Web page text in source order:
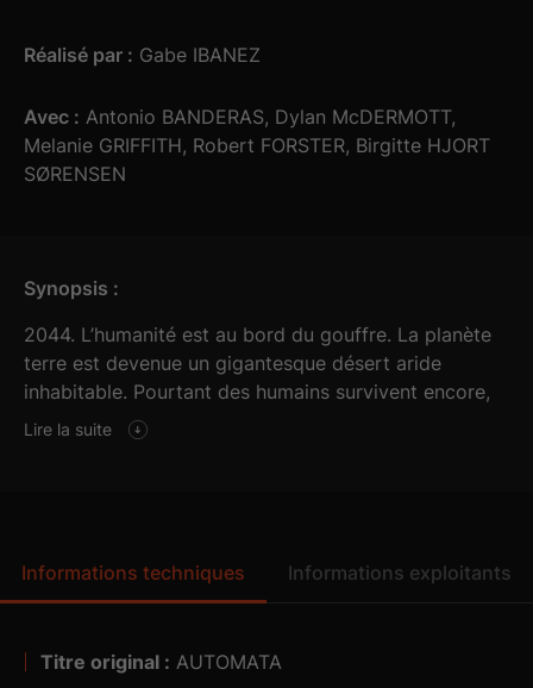
Réalisé par : Gabe IBANEZ
Avec : Antonio BANDERAS, Dylan McDERMOTT,
Melanie GRIFFITH, Robert FORSTER, Birgitte HJORT
SØRENSEN
Synopsis :
2044. L’humanité est au bord du gouffre. La planète
terre est devenue un gigantesque désert aride
inhabitable. Pourtant des humains survivent encore,
réfugiés dans des cités fortifiées high tech. Pour les
humaine, c’est l’inquiétude chez le constructeur ROC
Robotics. Un enquêteur est alors assigné afin de
Lire la suite
Informations techniques Informations exploitants
Titre original : AUTOMATA